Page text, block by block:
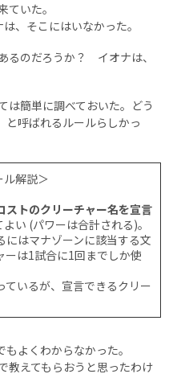
いた。
、そこにはいなかった。
るのだろうか？ イオナは、
簡単に調べておいた。どう
と呼ばれるルールらしかっ
解説＞
ストのクリーチャー名を宣言
よい (パワーは合計される)。
はマナゾーンに該当する文
は1試合に1回までしか使
ているが、宣言できるクリー
よくわからなかった。
教えてもらおうと思ったわけ